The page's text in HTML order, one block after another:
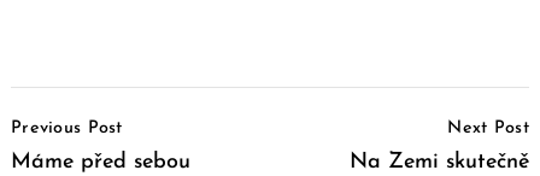
Navigation
Previous Post
Máme před sebou
Next Post
Na Zemi skutečně